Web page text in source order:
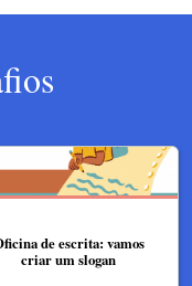
de escrita: vamos
criar um slogan